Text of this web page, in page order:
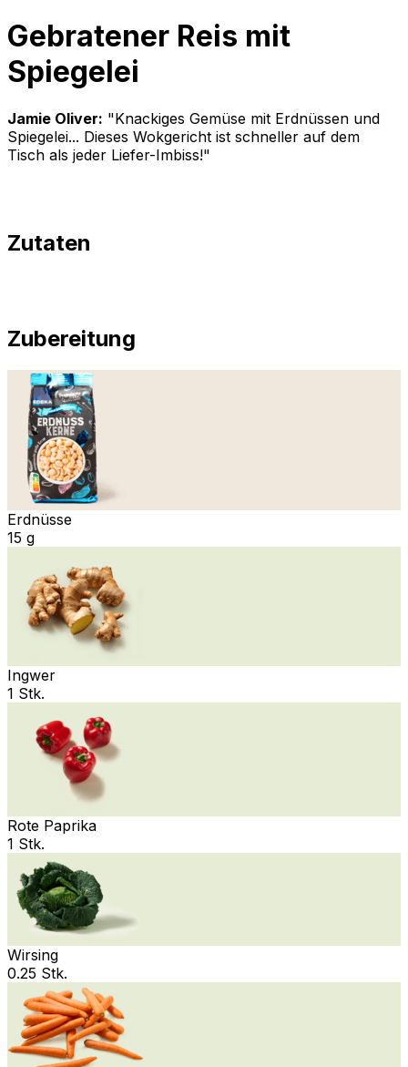
Gebratener Reis mit
Spiegelei
Jamie Oliver: "Knackiges Gemüse mit Erdnüssen und
Spiegelei... Dieses Wokgericht ist schneller auf dem
Tisch als jeder Liefer-Imbiss!"
Zutaten
Zubereitung
Erdnüsse
15 g
Ingwer
1 Stk.
Rote Paprika
1 Stk.
Wirsing
0.25 Stk.